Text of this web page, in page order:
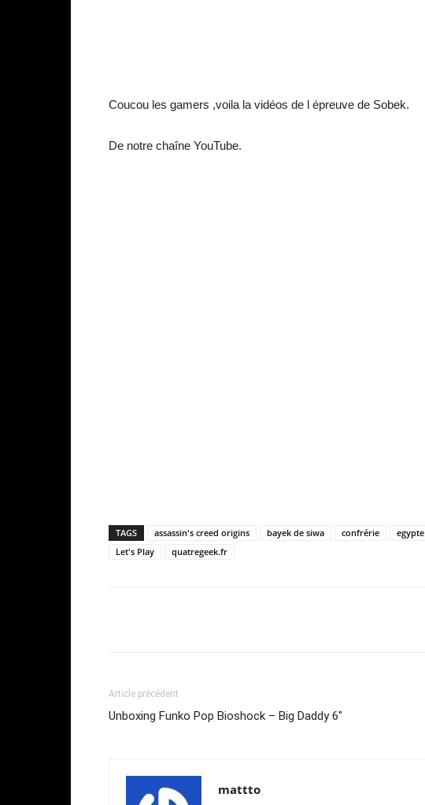
Coucou les gamers ,voila la vidéos de l épreuve de Sobek.
De notre chaîne YouTube.
TAGS assassin's creed origins bayek de siwa confrérie egypte
Let's Play
quatregeek.fr
Article précédent
Unboxing Funko Pop Bioshock – Big Daddy 6″
mattto